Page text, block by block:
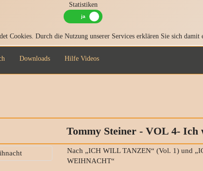
Statistiken
Cookies. Durch die Nutzung unserer Services erklären Sie sich damit
Downloads Hilfe Videos
Tommy Steiner - VOL 4- Ich
Nach „ICH WILL TANZEN“ (Vol. 1) und
WEIHNACHT“